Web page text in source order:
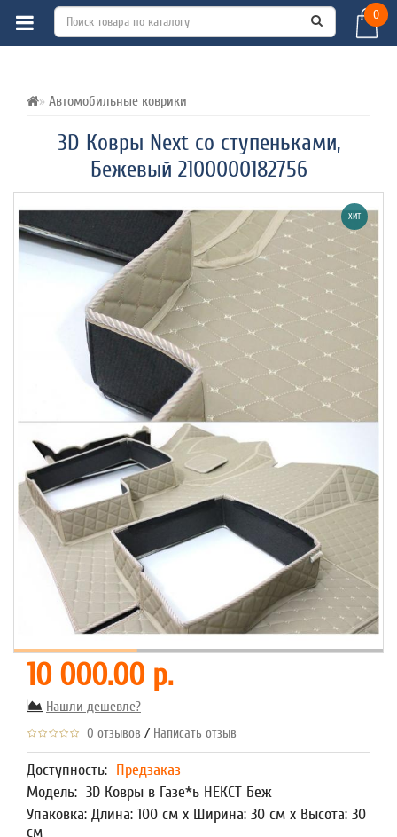
0
Автомобильные коврики
3D Ковры Next со ступеньками,
Бежевый 2100000182756
ВСЕ О ТОВАРЕ ХАРАКТЕРИСТИКИ
ХИТ
10 000.00 р.
Нашли дешевле?
0 отзывов / Написать отзыв
Доступность: Предзаказ
Модель: 3D Ковры в Газе*ь НЕКСТ Беж
Упаковка: Длина: 100 см x Ширина: 30 см x Высота: 30
см